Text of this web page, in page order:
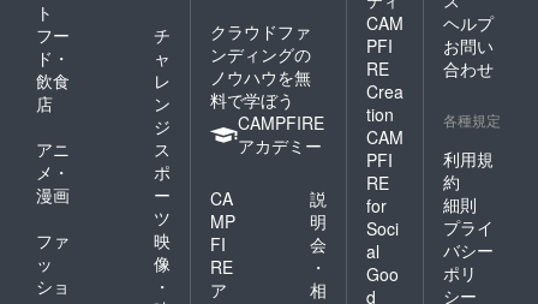
ト
フー
ド・
飲食
店
チ
ャ
レ
ン
ジ
アニ
メ・
漫画
ス
ポ
ー
ツ
ファ
ッ
ショ
映
像
・
クラウドファ
ンディングの
ノウハウを無
料で学ぼう
CAMPFIRE
アカデミー
CA
MP
FI
RE
ア
説
明
会
・
相
CAM
PFI
RE
Crea
tion
CAM
PFI
RE
for
Soci
al
Goo
d
ヘルプ
お問い
合わせ
各種規定
利用規
約
細則
プライ
バシー
ポリ
シー